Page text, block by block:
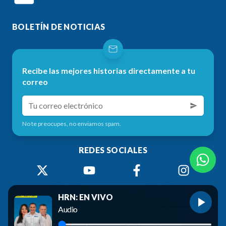
BOLETÍN DE NOTICIAS
Recibe las mejores historias directamente a tu
correo
No te preocupes, no enviamos spam.
REDES SOCIALES
HRN: EN VIVO
Audio